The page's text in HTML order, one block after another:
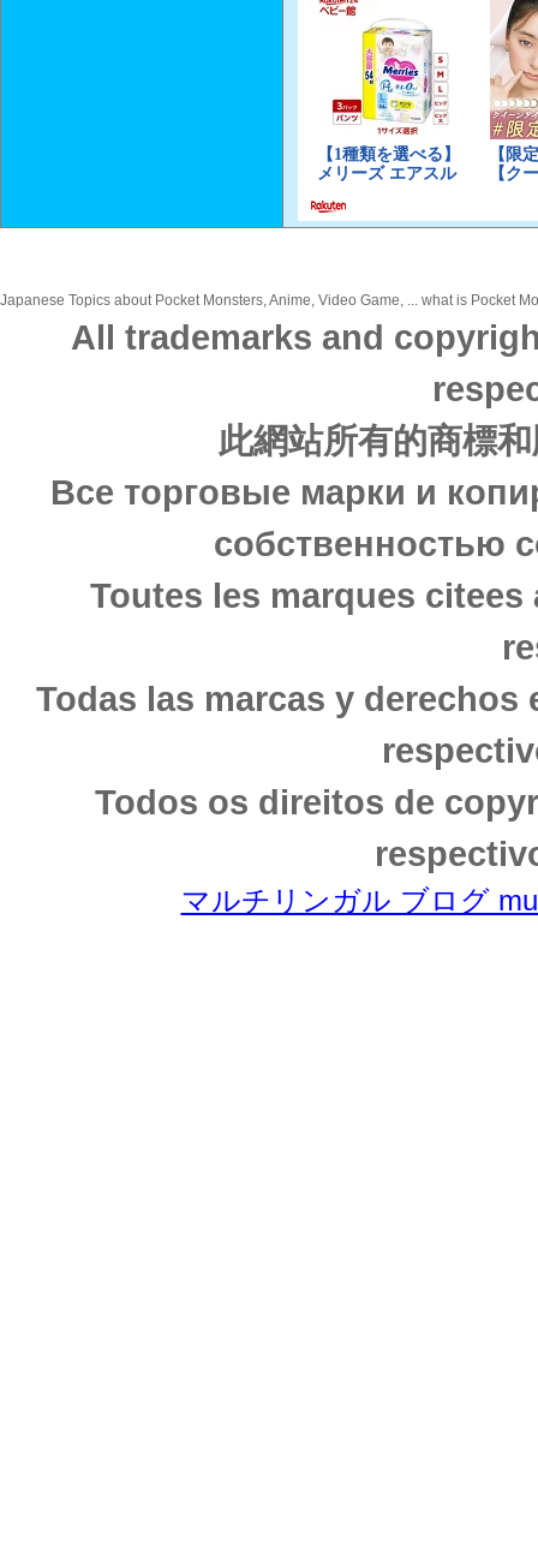
Japanese Topics about Pocket Monsters, Anime, Video Game, ... what is Pocket
All trademarks and
此網站所有的商標
Все торговые марки и
собственностью
Toutes les marques
Todas las marcas y
Todos os direitos de
マルチリンガル ブログ